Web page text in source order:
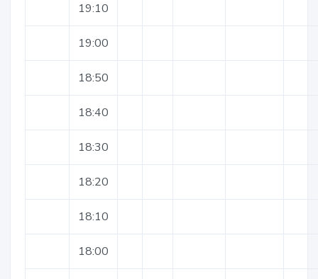
19:10
19:00
18:50
18:40
18:30
18:20
18:10
18:00